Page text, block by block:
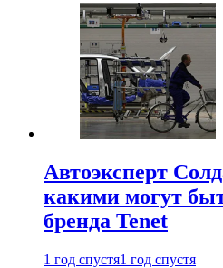
Автоэксперт
какими могут
бренда Tenet
1 год спустя1 год спустя